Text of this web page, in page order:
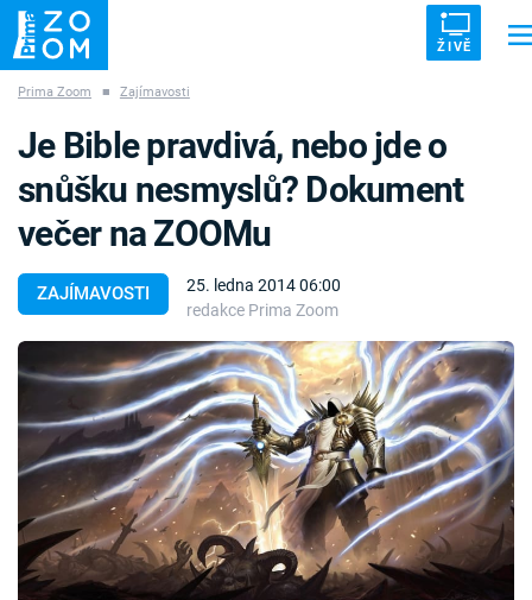
ŽIVĚ
VETŘELCI DÁVNOVĚKU
Témata
Témata
Pořady
TV Program
Časopis
Prima Zoom ■ Zajímavosti
ZAJÍMAVOSTI
25. ledna 2014 06:00
redakce Prima Zoom
Je Bible pravdivá, nebo jde o
snůšku nesmyslů? Dokument
večer na ZOOMu